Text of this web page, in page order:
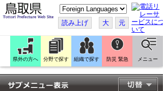
こ
の
ペ
ー
ジ
翻
訳
す
る
読み上げ 大 元
県外の方へ 分野で探す 組織で探す 防災 緊急 メニュー